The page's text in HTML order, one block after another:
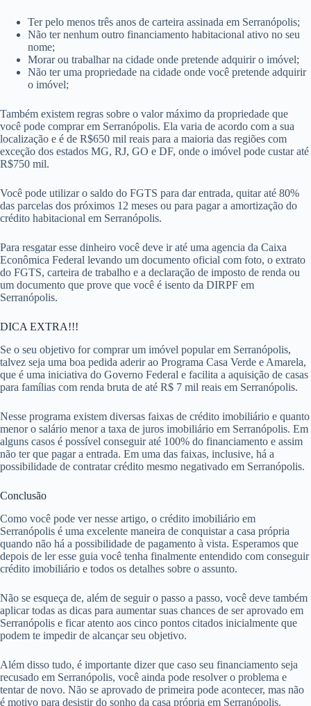
Ter pelo menos três anos de carteira assinada em Serranópolis;
Não ter nenhum outro financiamento habitacional ativo no seu
nome;
Morar ou trabalhar na cidade onde pretende adquirir o imóvel;
Não ter uma propriedade na cidade onde você pretende adquirir
o imóvel;
Também existem regras sobre o valor máximo da propriedade que
você pode comprar em Serranópolis. Ela varia de acordo com a sua
localização e é de R$650 mil reais para a maioria das regiões com
exceção dos estados MG, RJ, GO e DF, onde o imóvel pode custar até
R$750 mil.
Você pode utilizar o saldo do FGTS para dar entrada, quitar até 80%
das parcelas dos próximos 12 meses ou para pagar a amortização do
crédito habitacional em Serranópolis.
Para resgatar esse dinheiro você deve ir até uma agencia da Caixa
Econômica Federal levando um documento oficial com foto, o extrato
do FGTS, carteira de trabalho e a declaração de imposto de renda ou
um documento que prove que você é isento da DIRPF em
Serranópolis.
DICA EXTRA!!!
Se o seu objetivo for comprar um imóvel popular em Serranópolis,
talvez seja uma boa pedida aderir ao Programa Casa Verde e Amarela,
que é uma iniciativa do Governo Federal e facilita a aquisição de casas
para famílias com renda bruta de até R$ 7 mil reais em Serranópolis.
Nesse programa existem diversas faixas de crédito imobiliário e quanto
menor o salário menor a taxa de juros imobiliário em Serranópolis. Em
alguns casos é possível conseguir até 100% do financiamento e assim
não ter que pagar a entrada. Em uma das faixas, inclusive, há a
possibilidade de contratar crédito mesmo negativado em Serranópolis.
Conclusão
Como você pode ver nesse artigo, o crédito imobiliário em
Serranópolis é uma excelente maneira de conquistar a casa própria
quando não há a possibilidade de pagamento à vista. Esperamos que
depois de ler esse guia você tenha finalmente entendido com conseguir
crédito imobiliário e todos os detalhes sobre o assunto.
Não se esqueça de, além de seguir o passo a passo, você deve também
aplicar todas as dicas para aumentar suas chances de ser aprovado em
Serranópolis e ficar atento aos cinco pontos citados inicialmente que
podem te impedir de alcançar seu objetivo.
Além disso tudo, é importante dizer que caso seu financiamento seja
recusado em Serranópolis, você ainda pode resolver o problema e
tentar de novo. Não se aprovado de primeira pode acontecer, mas não
é motivo para desistir do sonho da casa própria em Serranópolis.